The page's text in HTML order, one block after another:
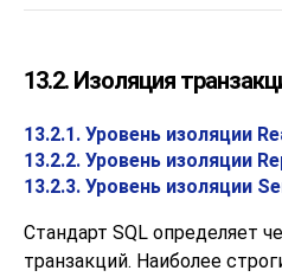
13.2. Изоляция
13.2.1. Уровень изоляции
13.2.2. Уровень изоляции
13.2.3. Уровень изоляции
Стандарт SQL определяет
транзакций. Наиболее